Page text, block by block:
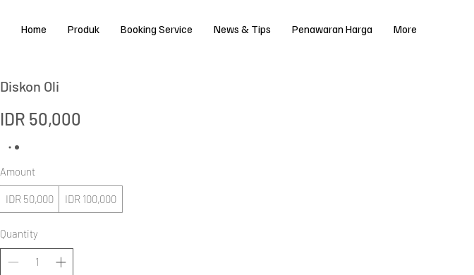
Home Produk Booking Service News & Tips Penawaran Harga More
Diskon Oli
IDR 50,000
Amount
IDR 50,000 IDR 100,000
Quantity